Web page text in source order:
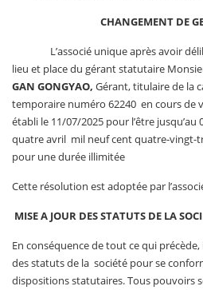
CHANGEMENT DE
L’associé unique après avoir
lieu et place du gérant statutaire
GAN GONGYAO, Gérant, titulaire de la
temporaire numéro 62240 en cours de
établi le 11/07/2025 pour l’être jusqu’au
quatre avril mil neuf cent quatre-vingt-
pour une durée illimitée
Cette résolution est adoptée par
MISE A JOUR DES STATUTS DE LA
En conséquence de tout ce qui
des statuts de la société pour se
dispositions statutaires. Tous pouvoirs